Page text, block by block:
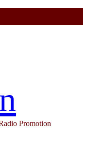
Promotion